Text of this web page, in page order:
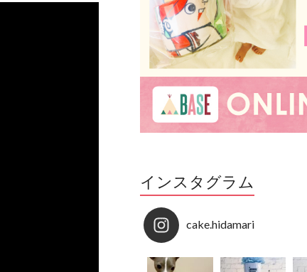
インスタグラム
cake.hidamari